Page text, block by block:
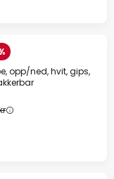
opp/ned, hvit, gips,